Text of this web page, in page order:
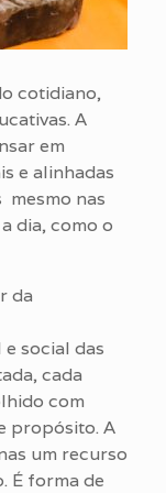
cotidiano,
A
em
e alinhadas
mesmo nas
dia, como o
da
social das
cada
com
propósito. A
um recurso
É forma de